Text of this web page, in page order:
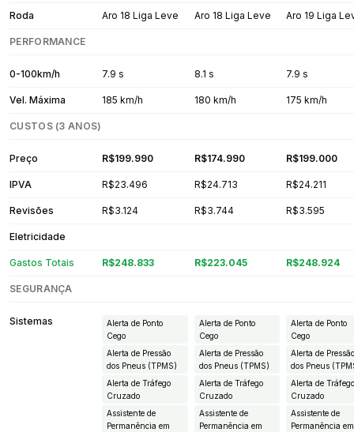
Roda Aro 18 Liga Leve Aro 18 Liga Leve Aro 19 Liga
PERFORMANCE
0-100km/h 7.9 s 8.1 s 7.9 s
Vel. Máxima 185 km/h 180 km/h 175 km/h
CUSTOS (3 ANOS)
Preço R$199.990 R$174.990 R$199.000
IPVA R$23.496 R$24.713 R$24.211
Revisões R$3.124 R$3.744 R$3.595
Eletricidade
Gastos Totais R$248.833 R$223.045 R$248.924
SEGURANÇA
Sistemas
Alerta de Ponto
Cego
Alerta de Pressão
dos Pneus (TPMS)
Alerta de Tráfego
Cruzado
Assistente de
Permanência em
Alerta de Ponto
Cego
Alerta de Pressão
dos Pneus (TPMS)
Alerta de Tráfego
Cruzado
Assistente de
Permanência em
Alerta de Ponto
Cego
Alerta de
dos Pneus
Alerta de
Cruzado
Assistente de
Permanência em